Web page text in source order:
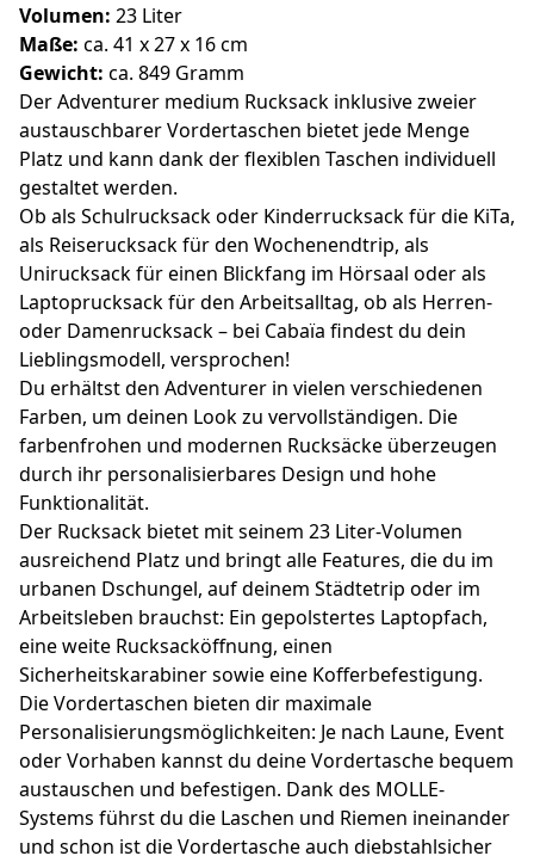
Volumen: 23 Liter
Maße: ca. 41 x 27 x 16 cm
Gewicht: ca. 849 Gramm
Der Adventurer medium Rucksack inklusive zweier
austauschbarer Vordertaschen bietet jede Menge
Platz und kann dank der flexiblen Taschen individuell
gestaltet werden.
Ob als Schulrucksack oder Kinderrucksack für die KiTa,
als Reiserucksack für den Wochenendtrip, als
Unirucksack für einen Blickfang im Hörsaal oder als
Laptoprucksack für den Arbeitsalltag, ob als Herren-
oder Damenrucksack – bei Cabaïa findest du dein
Lieblingsmodell, versprochen!
Du erhältst den Adventurer in vielen verschiedenen
Farben, um deinen Look zu vervollständigen. Die
farbenfrohen und modernen Rucksäcke überzeugen
durch ihr personalisierbares Design und hohe
Funktionalität.
Der Rucksack bietet mit seinem 23 Liter-Volumen
ausreichend Platz und bringt alle Features, die du im
urbanen Dschungel, auf deinem Städtetrip oder im
Arbeitsleben brauchst: Ein gepolstertes Laptopfach,
eine weite Rucksacköffnung, einen
Sicherheitskarabiner sowie eine Kofferbefestigung.
Die Vordertaschen bieten dir maximale
Personalisierungsmöglichkeiten: Je nach Laune, Event
oder Vorhaben kannst du deine Vordertasche bequem
austauschen und befestigen. Dank des MOLLE-
Systems führst du die Laschen und Riemen ineinander
und schon ist die Vordertasche auch diebstahlsicher